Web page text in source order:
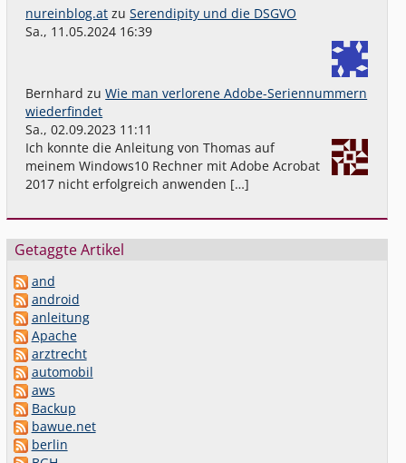
nureinblog.at zuSerendipity und die DSGVO
Sa., 11.05.2024 16:39
Bernhard zuWie man verlorene Adobe-Seriennummern
wiederfindet
Sa., 02.09.2023 11:11
Ich konnte die Anleitung von Thomas auf
meinem Windows10 Rechner mit Adobe Acrobat
2017 nicht erfolgreich anwenden […]
Getaggte Artikel
and
android
anleitung
Apache
arztrecht
automobil
aws
Backup
bawue.net
berlin